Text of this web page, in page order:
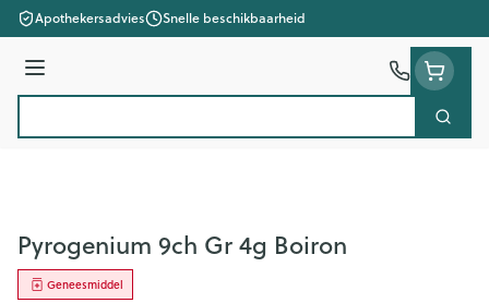
Ga naar de inhoud
Apothekersadvies Snelle beschikbaarheid
Menu
Zoek
Pyrogenium 9ch Gr 4g Boiron
Geneesmiddel